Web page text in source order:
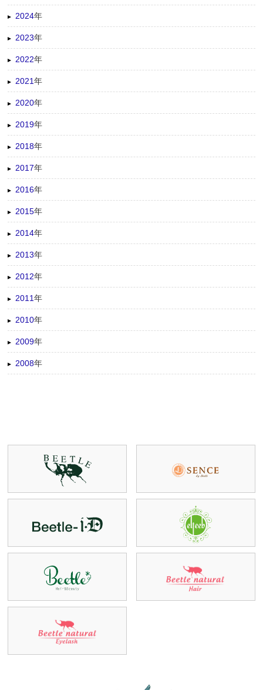
2024年
2023年
2022年
2021年
2020年
2019年
2018年
2017年
2016年
2015年
2014年
2013年
2012年
2011年
2010年
2009年
2008年